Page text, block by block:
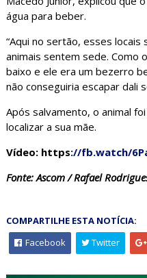
água para beber.
“Aqui no sertão, esses
animais sentem sede. Como
baixo e ele era um bezerro
não conseguiria escapar dali
Após salvamento, o animal
localizar a sua mãe.
Vídeo: https://fb.watch/
Fonte: Ascom / Rafael
COMPARTILHE ESTA NOTÍCIA:
Facebook
Twitter